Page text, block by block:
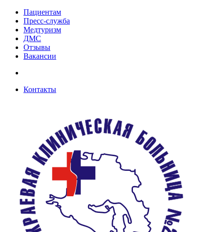
Пациентам
Пресс-служба
Медтуризм
ДМС
Отзывы
Вакансии
Контакты